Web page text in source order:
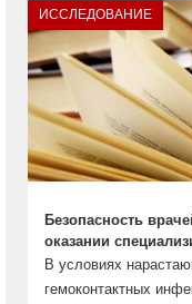
ИССЛЕДОВАНИЕ
Безопасность
оказании
В условиях
гемоконтактных